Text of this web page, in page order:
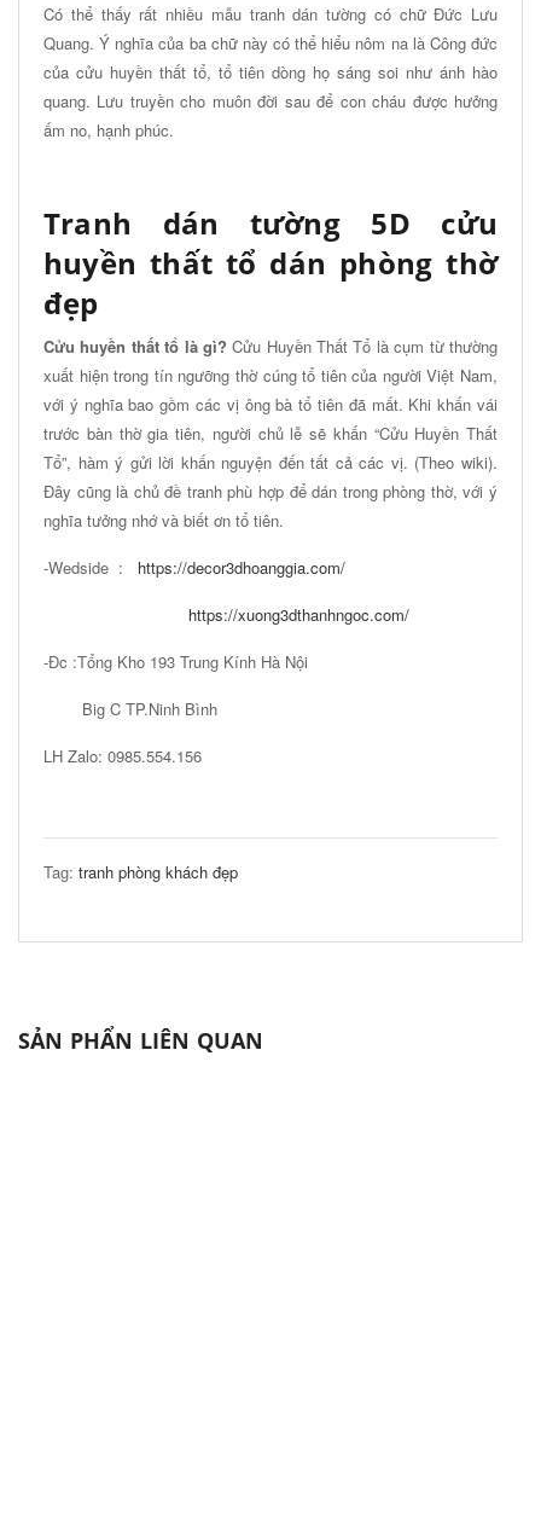
Có thể thấy rất nhiều mẫu tranh dán tường có chữ Đức Lưu
Quang. Ý nghĩa của ba chữ này có thể hiểu nôm na là Công đức
của cửu huyền thất tổ, tổ tiên dòng họ sáng soi như ánh hào
quang. Lưu truyền cho muôn đời sau để con cháu được hưởng
ấm no, hạnh phúc.
Tranh dán tường 5D cửu
huyền thất tổ dán phòng thờ
đẹp
Cửu huyền thất tổ là gì? Cửu Huyền Thất Tổ là cụm từ thường
xuất hiện trong tín ngưỡng thờ cúng tổ tiên của người Việt Nam,
với ý nghĩa bao gồm các vị ông bà tổ tiên đã mất. Khi khấn vái
trước bàn thờ gia tiên, người chủ lễ sẽ khấn “Cửu Huyền Thất
Tổ”, hàm ý gửi lời khấn nguyện đến tất cả các vị. (Theo wiki).
Đây cũng là chủ đề tranh phù hợp để dán trong phòng thờ, với ý
nghĩa tưởng nhớ và biết ơn tổ tiên.
-Wedside : https://decor3dhoanggia.com/
https://xuong3dthanhngoc.com/
-Đc :Tổng Kho 193 Trung Kính Hà Nội
Big C TP.Ninh Bình
LH Zalo: 0985.554.156
Tag: tranh phòng khách đẹp
SẢN PHẨN LIÊN QUAN